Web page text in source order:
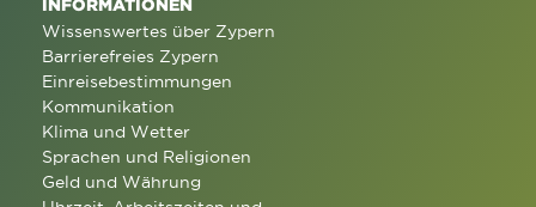
INFORMATIONEN
Wissenswertes über Zypern
Barrierefreies Zypern
Einreisebestimmungen
Kommunikation
Klima und Wetter
Sprachen und Religionen
Geld und Währung